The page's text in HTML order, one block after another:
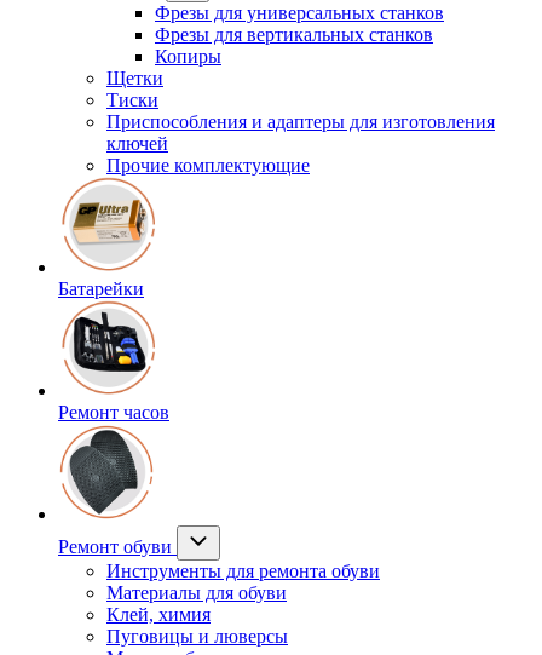
Фрезы для универсальных станков
Фрезы для вертикальных станков
Копиры
Щетки
Тиски
Приспособления и адаптеры для изготовления
ключей
Прочие комплектующие
Батарейки
Ремонт часов
Ремонт обуви
Инструменты для ремонта обуви
Материалы для обуви
Клей, химия
Пуговицы и люверсы